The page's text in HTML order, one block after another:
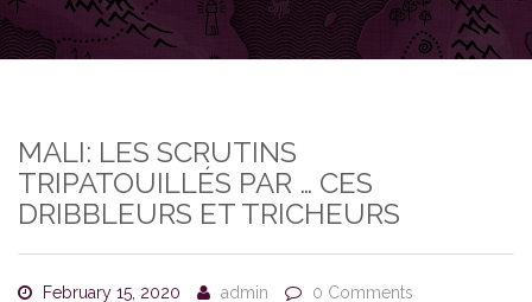
MALI: LES SCRUTINS
TRIPATOUILLÉS PAR … CES
DRIBBLEURS ET TRICHEURS
February 15, 2020 admin 0 Comments